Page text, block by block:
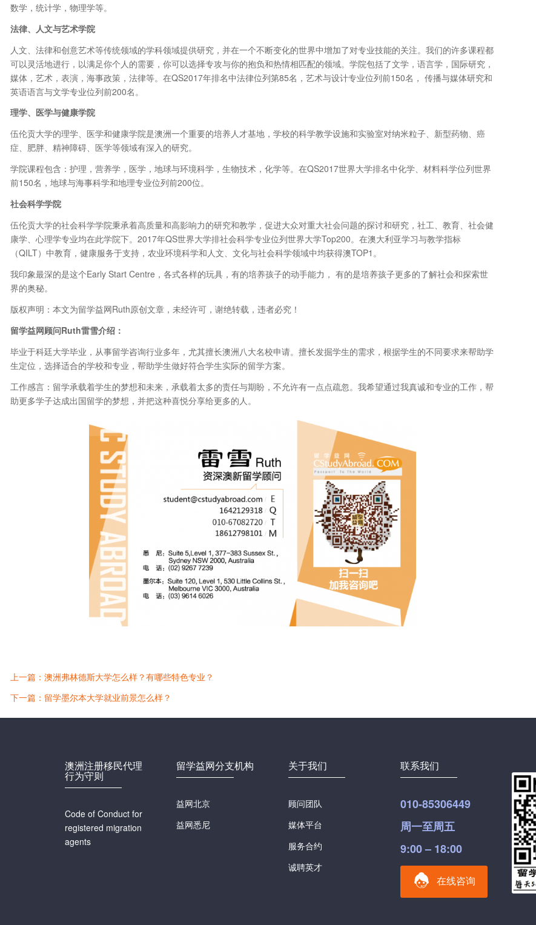
数学，统计学，物理学等。
法律、人文与艺术学院
人文、法律和创意艺术等传统领域的学科领域提供研究，并在一个不断变化的世界中增加了对专业技能的关注。我们的许多课程都
可以灵活地进行，以满足你个人的需要，你可以选择专攻与你的抱负和热情相匹配的领域。学院包括了文学，语言学，国际研究，
媒体，艺术，表演，海事政策，法律等。在QS2017年排名中法律位列第85名，艺术与设计专业位列前150名， 传播与媒体研究和
英语语言与文学专业位列前200名。
理学、医学与健康学院
伍伦贡大学的理学、医学和健康学院是澳洲一个重要的培养人才基地，学校的科学教学设施和实验室对纳米粒子、新型药物、癌
症、肥胖、精神障碍、医学等领域有深入的研究。
学院课程包含：护理，营养学，医学，地球与环境科学，生物技术，化学等。在QS2017世界大学排名中化学、材料科学位列世界
前150名，地球与海事科学和地理专业位列前200位。
社会科学学院
伍伦贡大学的社会科学学院秉承着高质量和高影响力的研究和教学，促进大众对重大社会问题的探讨和研究，社工、教育、社会健
康学、心理学专业均在此学院下。2017年QS世界大学排社会科学专业位列世界大学Top200。在澳大利亚学习与教学指标
（QILT）中教育，健康服务于支持，农业环境科学和人文、文化与社会科学领域中均获得澳TOP1。
我印象最深的是这个Early Start Centre，各式各样的玩具，有的培养孩子的动手能力， 有的是培养孩子更多的了解社会和探索世
界的奥秘。
版权声明：本文为留学益网Ruth原创文章，未经许可，谢绝转载，违者必究！
留学益网顾问Ruth雷雪介绍：
毕业于科廷大学毕业，从事留学咨询行业多年，尤其擅长澳洲八大名校申请。擅长发掘学生的需求，根据学生的不同要求来帮助学
生定位，选择适合的学校和专业，帮助学生做好符合学生实际的留学方案。
工作感言：留学承载着学生的梦想和未来，承载着太多的责任与期盼，不允许有一点点疏忽。我希望通过我真诚和专业的工作，帮
助更多学子达成出国留学的梦想，并把这种喜悦分享给更多的人。
上一篇：澳洲弗林德斯大学怎么样？有哪些特色专业？
下一篇：留学墨尔本大学就业前景怎么样？
澳洲注册移民代理
行为守则
Code of Conduct for
registered migration
agents
留学益网分支机构
益网北京
益网悉尼
关于我们
顾问团队
媒体平台
服务合约
诚聘英才
联系我们
010-85306449
周一至周五
9:00 – 18:00
在线咨询